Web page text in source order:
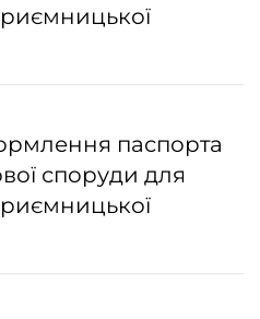
паспорта
споруди для